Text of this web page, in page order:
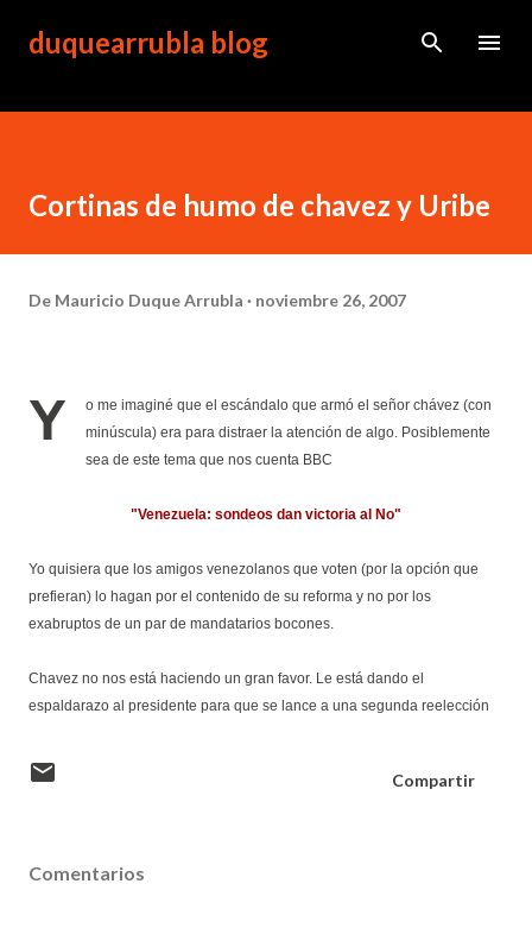
Ir al contenido principal
duquearrubla blog
Cortinas de humo de chavez y Uribe
De Mauricio Duque Arrubla noviembre 26, 2007
Y
o me imaginé que el escándalo que armó el señor chávez (con
minúscula) era para distraer la atención de algo. Posiblemente
sea de este tema que nos cuenta BBC
"Venezuela: sondeos dan victoria al No"
Yo quisiera que los amigos venezolanos que voten (por la opción que
prefieran) lo hagan por el contenido de su reforma y no por los
exabruptos de un par de mandatarios bocones.
Chavez no nos está haciendo un gran favor. Le está dando el
espaldarazo al presidente para que se lance a una segunda reelección
Compartir
Comentarios